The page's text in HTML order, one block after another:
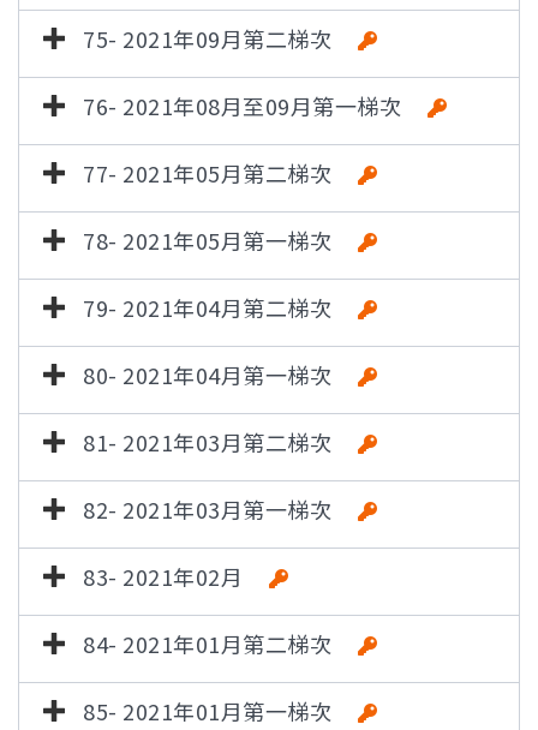
75- 2021年09月第二梯次
76- 2021年08月至09月第一梯次
77- 2021年05月第二梯次
78- 2021年05月第一梯次
79- 2021年04月第二梯次
80- 2021年04月第一梯次
81- 2021年03月第二梯次
82- 2021年03月第一梯次
83- 2021年02月
84- 2021年01月第二梯次
85- 2021年01月第一梯次